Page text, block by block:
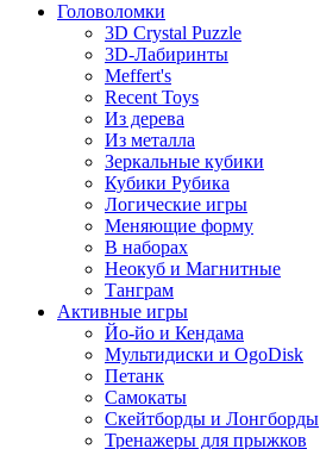
Головоломки
3D Crystal Puzzle
3D-Лабиринты
Meffert's
Recent Toys
Из дерева
Из металла
Зеркальные кубики
Кубики Рубика
Логические игры
Меняющие форму
В наборах
Неокуб и Магнитные
Танграм
Активные игры
Йо-йо и Кендама
Мультидиски и OgoDisk
Петанк
Самокаты
Скейтборды и Лонгборды
Тренажеры для прыжков